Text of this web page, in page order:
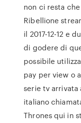
non ci resta
Ribellione
il 2017-12-12 e
di godere di
possibile
pay per view o
serie tv arrivata
italiano
Thrones qui in